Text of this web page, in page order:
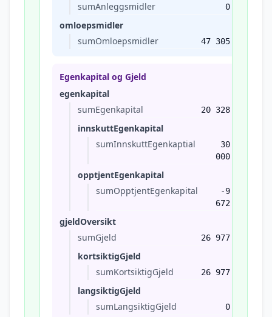
sumAnleggsmidler
0
omloepsmidler
sumOmloepsmidler
47 305
Egenkapital og Gjeld
egenkapital
sumEgenkapital
20 328
innskuttEgenkapital
sumInnskuttEgenkaptial
30
000
opptjentEgenkapital
sumOpptjentEgenkapital
-9
672
gjeldOversikt
sumGjeld
26 977
kortsiktigGjeld
sumKortsiktigGjeld
26 977
langsiktigGjeld
sumLangsiktigGjeld
0